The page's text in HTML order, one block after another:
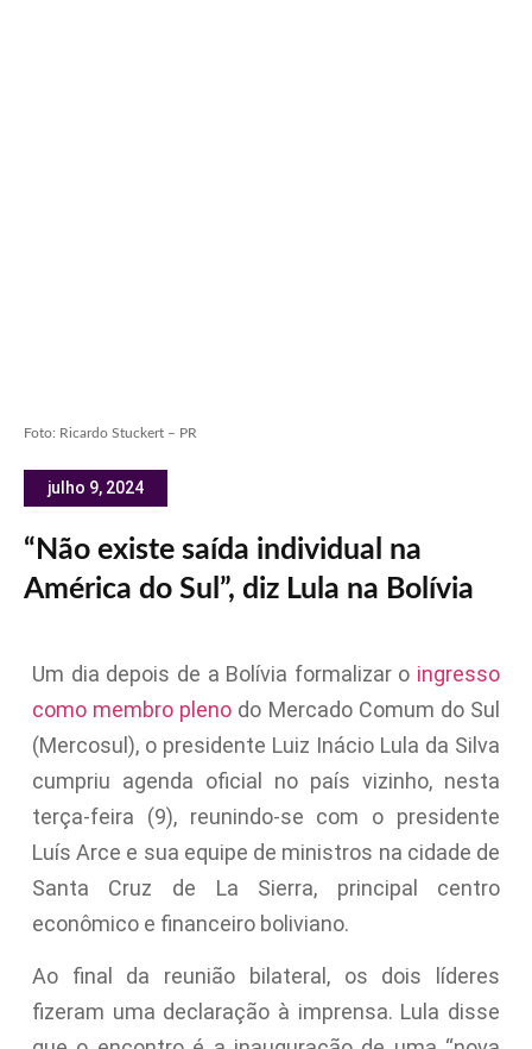
Foto: Ricardo Stuckert – PR
julho 9, 2024
“Não existe saída individual na
América do Sul”, diz Lula na Bolívia
Um dia depois de a Bolívia formalizar o ingresso
como membro pleno do Mercado Comum do Sul
(Mercosul), o presidente Luiz Inácio Lula da Silva
cumpriu agenda oficial no país vizinho, nesta
terça-feira (9), reunindo-se com o presidente
Luís Arce e sua equipe de ministros na cidade de
Santa Cruz de La Sierra, principal centro
econômico e financeiro boliviano.
Ao final da reunião bilateral, os dois líderes
fizeram uma declaração à imprensa. Lula disse